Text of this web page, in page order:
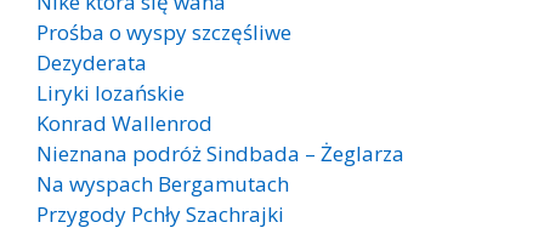
Prośba o wyspy szczęśliwe
Dezyderata
Liryki lozańskie
Konrad Wallenrod
Nieznana podróż Sindbada – Żeglarza
Na wyspach Bergamutach
Przygody Pchły Szachrajki